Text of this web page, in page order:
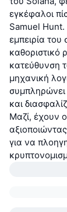
εγκέφαλοι
Samuel Hunt.
εμπειρία του
καθοριστικό
κατεύθυνση
μηχανική
συμπληρώνει
και
Μαζί, έχουν
για να